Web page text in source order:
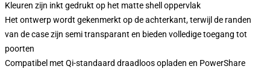
Kleuren zijn inkt gedrukt op het matte shell oppervlak
Het ontwerp wordt gekenmerkt op de achterkant, terwijl de randen
van de case zijn semi transparant en bieden volledige toegang tot
poorten
Compatibel met Qi-standaard draadloos opladen en PowerShare